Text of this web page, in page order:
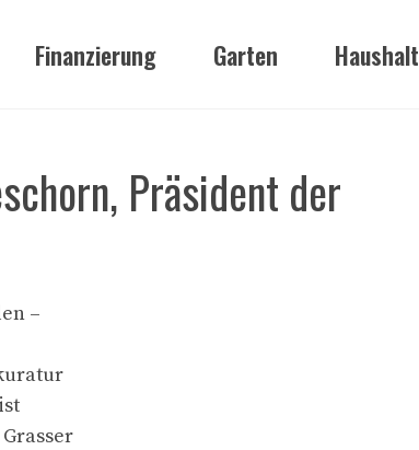
Finanzierung Garten Haushalt
Präsident der
–